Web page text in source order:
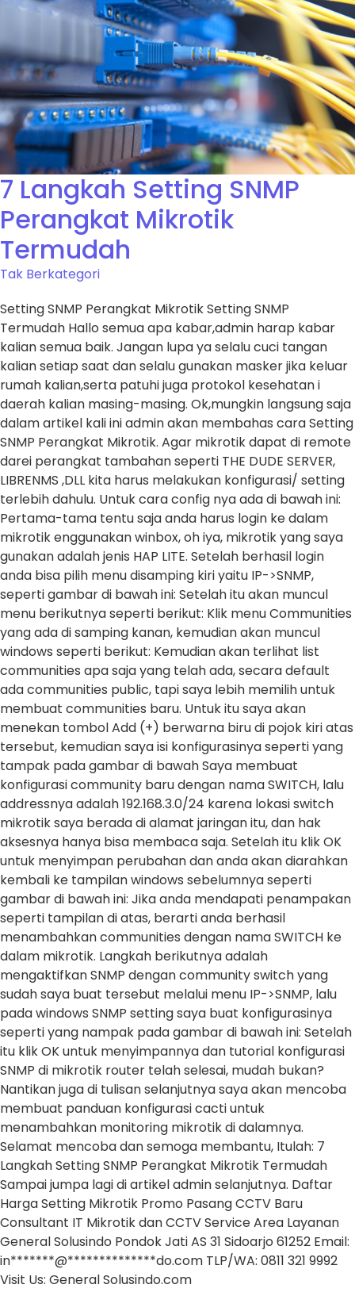
7 Langkah Setting SNMP
Perangkat Mikrotik
Termudah
Tak Berkategori
Setting SNMP Perangkat Mikrotik Setting SNMP
Termudah Hallo semua apa kabar,admin harap kabar
kalian semua baik. Jangan lupa ya selalu cuci tangan
kalian setiap saat dan selalu gunakan masker jika keluar
rumah kalian,serta patuhi juga protokol kesehatan i
daerah kalian masing-masing. Ok,mungkin langsung saja
dalam artikel kali ini admin akan membahas cara Setting
SNMP Perangkat Mikrotik. Agar mikrotik dapat di remote
darei perangkat tambahan seperti THE DUDE SERVER,
LIBRENMS ,DLL kita harus melakukan konfigurasi/ setting
terlebih dahulu. Untuk cara config nya ada di bawah ini:
Pertama-tama tentu saja anda harus login ke dalam
mikrotik enggunakan winbox, oh iya, mikrotik yang saya
gunakan adalah jenis HAP LITE. Setelah berhasil login
anda bisa pilih menu disamping kiri yaitu IP->SNMP,
seperti gambar di bawah ini: Setelah itu akan muncul
menu berikutnya seperti berikut: Klik menu Communities
yang ada di samping kanan, kemudian akan muncul
windows seperti berikut: Kemudian akan terlihat list
communities apa saja yang telah ada, secara default
ada communities public, tapi saya lebih memilih untuk
membuat communities baru. Untuk itu saya akan
menekan tombol Add (+) berwarna biru di pojok kiri atas
tersebut, kemudian saya isi konfigurasinya seperti yang
tampak pada gambar di bawah Saya membuat
konfigurasi community baru dengan nama SWITCH, lalu
addressnya adalah 192.168.3.0/24 karena lokasi switch
mikrotik saya berada di alamat jaringan itu, dan hak
aksesnya hanya bisa membaca saja. Setelah itu klik OK
untuk menyimpan perubahan dan anda akan diarahkan
kembali ke tampilan windows sebelumnya seperti
gambar di bawah ini: Jika anda mendapati penampakan
seperti tampilan di atas, berarti anda berhasil
menambahkan communities dengan nama SWITCH ke
dalam mikrotik. Langkah berikutnya adalah
mengaktifkan SNMP dengan community switch yang
sudah saya buat tersebut melalui menu IP->SNMP, lalu
pada windows SNMP setting saya buat konfigurasinya
seperti yang nampak pada gambar di bawah ini: Setelah
itu klik OK untuk menyimpannya dan tutorial konfigurasi
SNMP di mikrotik router telah selesai, mudah bukan?
Nantikan juga di tulisan selanjutnya saya akan mencoba
membuat panduan konfigurasi cacti untuk
menambahkan monitoring mikrotik di dalamnya.
Selamat mencoba dan semoga membantu, Itulah: 7
Langkah Setting SNMP Perangkat Mikrotik Termudah
Sampai jumpa lagi di artikel admin selanjutnya. Daftar
Harga Setting Mikrotik Promo Pasang CCTV Baru
Consultant IT Mikrotik dan CCTV Service Area Layanan
General Solusindo Pondok Jati AS 31 Sidoarjo 61252 Email:
in*******@**************do.com TLP/WA: 0811 321 9992
Visit Us: General Solusindo.com